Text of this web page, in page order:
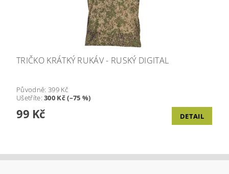
TRIČKO KRÁTKÝ RUKÁV - RUSKÝ DIGITAL
Původně: 399 Kč
Ušetříte:300 Kč (–75 %)
99 Kč DETAIL